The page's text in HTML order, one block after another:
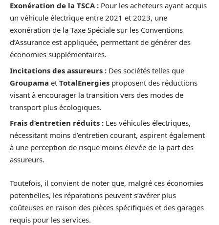
Exonération de la TSCA : Pour les acheteurs ayant acquis
un véhicule électrique entre 2021 et 2023, une
exonération de la Taxe Spéciale sur les Conventions
d’Assurance est appliquée, permettant de générer des
économies supplémentaires.
Incitations des assureurs : Des sociétés telles que
Groupama et TotalEnergies proposent des réductions
visant à encourager la transition vers des modes de
transport plus écologiques.
Frais d’entretien réduits : Les véhicules électriques,
nécessitant moins d’entretien courant, aspirent également
à une perception de risque moins élevée de la part des
assureurs.
Toutefois, il convient de noter que, malgré ces économies
potentielles, les réparations peuvent s’avérer plus
coûteuses en raison des pièces spécifiques et des garages
requis pour les services.